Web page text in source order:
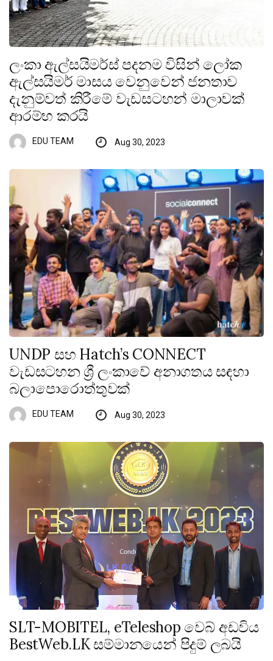
ලංකා ඇල්සයිමර්ස් පදනම විසින් ලෝක
ඇල්සයිමර් මාසය වෙනුවෙන් ජනතාව
දැනුම්වත් කිරීමේ වැඩසටහන් මාලාවක්
ආරම්භ කරයි
EDU TEAM Aug 30, 2023
UNDP සහ Hatch’s CONNECT
වැඩසටහන ශ්‍රී ලංකාවේ අනාගතය සඳහා
බලාපොරොත්තුවක්
EDU TEAM Aug 30, 2023
SLT-MOBITEL, eTeleshop වෙබ් අඩවිය
BestWeb.LK සම්මානයෙන් පිදුම් ලබයි